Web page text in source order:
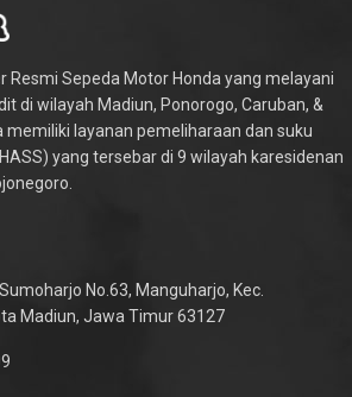
Resmi Sepeda Motor Honda yang melayani
di wilayah Madiun, Ponorogo, Caruban, &
memiliki layanan pemeliharaan dan suku
yang tersebar di 9 wilayah karesidenan
No.63, Manguharjo, Kec.
Madiun, Jawa Timur 63127